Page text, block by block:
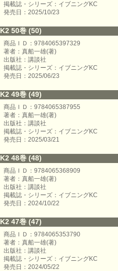
掲載誌・シリーズ：イブニングKC
発売日：2025/10/23
K2 50巻 (50)
商品ＩＤ：9784065397329
著者：真船一雄(著)
出版社：講談社
掲載誌・シリーズ：イブニングKC
発売日：2025/06/23
K2 49巻 (49)
商品ＩＤ：9784065387955
著者：真船一雄(著)
出版社：講談社
掲載誌・シリーズ：イブニングKC
発売日：2025/03/21
K2 48巻 (48)
商品ＩＤ：9784065368909
著者：真船一雄(著)
出版社：講談社
掲載誌・シリーズ：イブニングKC
発売日：2024/10/22
K2 47巻 (47)
商品ＩＤ：9784065353790
著者：真船一雄(著)
出版社：講談社
掲載誌・シリーズ：イブニングKC
発売日：2024/05/22